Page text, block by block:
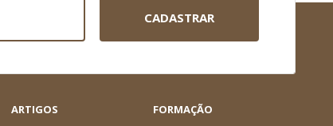
CADASTRAR
ARTIGOS
FORMAÇÃO